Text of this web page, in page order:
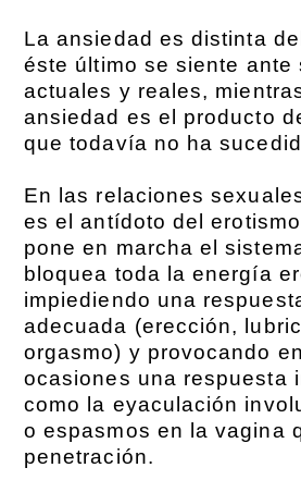
La ansiedad es distinta
éste último se siente ante
actuales y reales,
ansiedad es el producto
que todavía no ha
En las relaciones
es el antídoto del
pone en marcha el
bloquea toda la energía
impiediendo una
adecuada (erección,
orgasmo) y provocando
ocasiones una respuesta
como la eyaculación
o espasmos en la vagina
penetración.